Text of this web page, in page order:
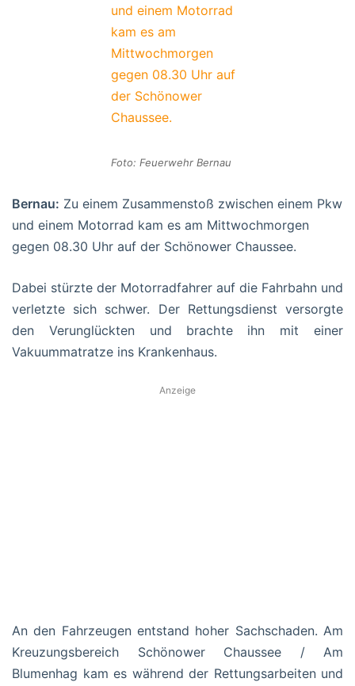
Foto: Feuerwehr Bernau
Bernau: Zu einem Zusammenstoß zwischen einem Pkw
und einem Motorrad kam es am Mittwochmorgen
gegen 08.30 Uhr auf der Schönower Chaussee.
Dabei stürzte der Motorradfahrer auf die Fahrbahn und
verletzte sich schwer. Der Rettungsdienst versorgte
den Verunglückten und brachte ihn mit einer
Vakuummatratze ins Krankenhaus.
Anzeige
An den Fahrzeugen entstand hoher Sachschaden. Am
Kreuzungsbereich Schönower Chaussee / Am
Blumenhag kam es während der Rettungsarbeiten und